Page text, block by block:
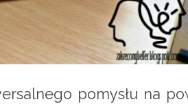
pomysłu na